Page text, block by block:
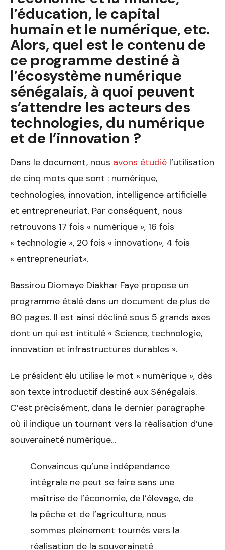
l’éducation, le capital
humain et le numérique, etc.
Alors, quel est le contenu de
ce programme destiné à
l’écosystème numérique
sénégalais, à quoi peuvent
s’attendre les acteurs des
technologies, du numérique
et de l’innovation ?
Dans le document, nous avons étudié l’utilisation
de cinq mots que sont : numérique,
technologies, innovation, intelligence artificielle
et entrepreneuriat. Par conséquent, nous
retrouvons 17 fois « numérique », 16 fois
« technologie », 20 fois « innovation», 4 fois
« entrepreneuriat».
Bassirou Diomaye Diakhar Faye propose un
programme étalé dans un document de plus de
80 pages. Il est ainsi décliné sous 5 grands axes
dont un qui est intitulé « Science, technologie,
innovation et infrastructures durables ».
Le président élu utilise le mot « numérique », dès
son texte introductif destiné aux Sénégalais.
C’est précisément, dans le dernier paragraphe
où il indique un tournant vers la réalisation d’une
souveraineté numérique…
Convaincus qu’une indépendance
intégrale ne peut se faire sans une
maîtrise de l’économie, de l’élevage, de
la pêche et de l’agriculture, nous
sommes pleinement tournés vers la
réalisation de la souveraineté